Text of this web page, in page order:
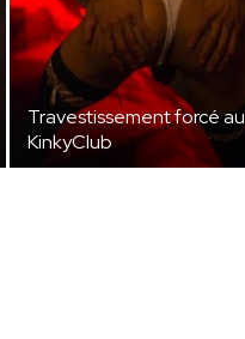
Travestissement forcé au
KinkyClub